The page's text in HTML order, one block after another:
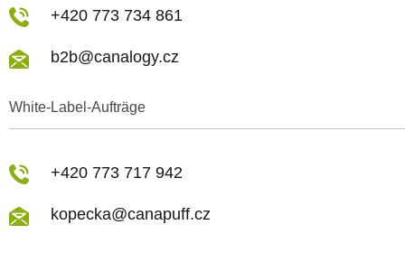
White-Label-Aufträge
+420 773 734 861
b2b@canalogy.cz
+420 773 717 942
kopecka@canapuff.cz